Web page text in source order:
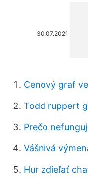
30.07.2021
Cenový graf
Todd ruppert
Prečo
Vášnivá
Hur zdieľať